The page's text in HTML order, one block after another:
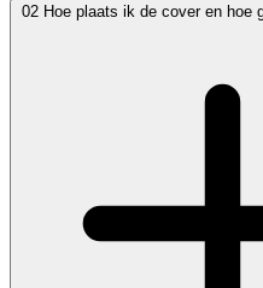
02 Hoe plaats ik de cover en hoe